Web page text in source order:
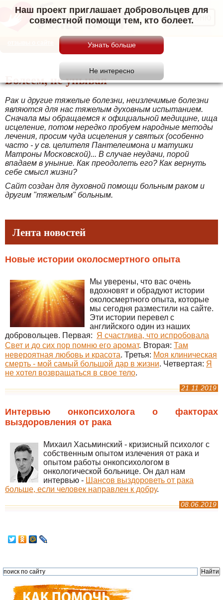
Наш проект приглашает добровольцев для
совместной помощи тем, кто болеет.Меню
Болеем, не унывая
Рак и другие тяжелые болезни, неизлечимые болезни
являются для нас тяжелым духовным испытанием.
Сначала мы обращаемся к официальной медицине, ища
исцеление, потом нередко пробуем народные методы
лечения, просим чуда исцеления у святых (особенно
часто - у св. целителя Пантелеимона и матушки
Матроны Московской)... В случае неудачи, порой
впадаем в уныние. Как преодолеть его? Как вернуть
себе смысл жизни?
Сайт создан для духовной помощи больным раком и
другим "тяжелым" больным.
Лента новостей
Новые истории околосмертного опыта
Мы уверены, что вас очень
вдохновят и обрадуют истории
околосмертного опыта, которые
мы сегодня разместили на сайте.
Эти истории перевел с
английского один из наших
добровольцев. Первая: Я счастлива, что испробовала
Свет и до сих пор помню его аромат. Вторая: Там
невероятная любовь и красота. Третья: Моя клиническая
смерть - мой самый большой дар в жизни. Четвертая: Я
не хотел возвращаться в свое тело.
21.11.2019
Интервью онкопсихолога о факторах
выздоровления от рака
Михаил Хасьминский - кризисный психолог с
собственным опытом излечения от рака и
опытом работы онкопсихологом в
онкологической больнице. Он дал нам
интервью - Шансов выздороветь от рака
больше, если человек направлен к добру.
08.06.2019